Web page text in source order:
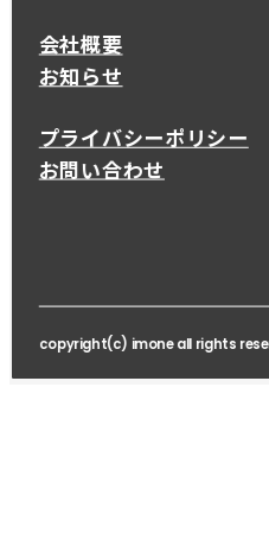
会社概要
お知らせ
プライバシーポリシー
お問い合わせ
copyright(c) imone all rights